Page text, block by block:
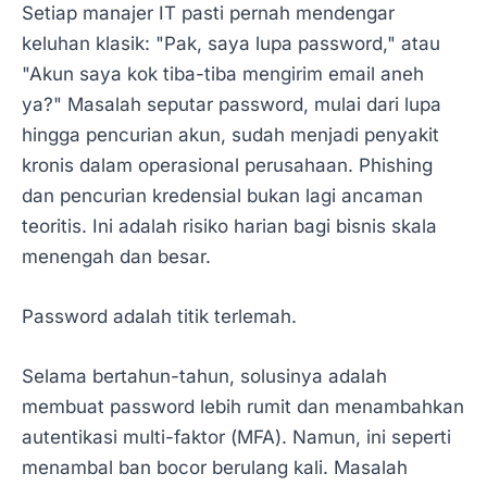
Setiap manajer IT pasti pernah mendengar
keluhan klasik: "Pak, saya lupa password," atau
"Akun saya kok tiba-tiba mengirim email aneh
ya?" Masalah seputar password, mulai dari lupa
hingga pencurian akun, sudah menjadi penyakit
kronis dalam operasional perusahaan. Phishing
dan pencurian kredensial bukan lagi ancaman
teoritis. Ini adalah risiko harian bagi bisnis skala
menengah dan besar.
Password adalah titik terlemah.
Selama bertahun-tahun, solusinya adalah
membuat password lebih rumit dan menambahkan
autentikasi multi-faktor (MFA). Namun, ini seperti
menambal ban bocor berulang kali. Masalah